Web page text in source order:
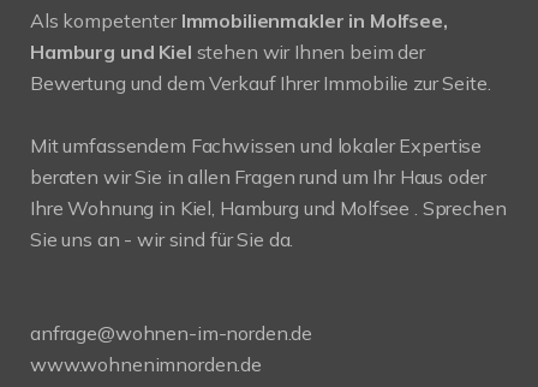
Als kompetenter Immobilienmakler in Molfsee,
Hamburg und Kiel stehen wir Ihnen beim der
Bewertung und dem Verkauf Ihrer Immobilie zur Seite.
Mit umfassendem Fachwissen und lokaler Expertise
beraten wir Sie in allen Fragen rund um Ihr Haus oder
Ihre Wohnung in Kiel, Hamburg und Molfsee . Sprechen
Sie uns an - wir sind für Sie da.
anfrage@wohnen-im-norden.de
www.wohnenimnorden.de